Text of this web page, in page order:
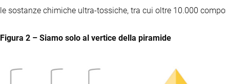
le sostanze chimiche ultra-tossiche, tra cui oltre 10.000
Figura 2 – Siamo solo al vertice della piramide